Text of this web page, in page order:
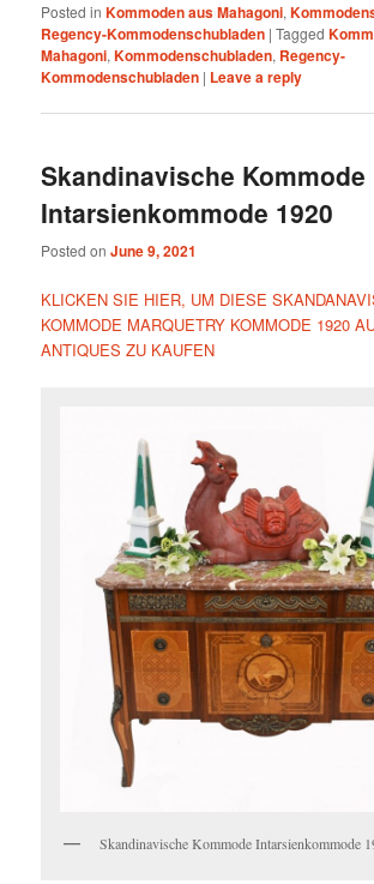
Posted in Kommoden aus Mahagoni,
Regency-Kommodenschubladen |Tagged
Mahagoni,Kommodenschubladen, Regency-
Kommodenschubladen | Leave a reply
Skandinavische Kommode
Intarsienkommode 1920
Posted onJune 9, 2021
KLICKEN SIE HIER, UM DIESE
KOMMODE MARQUETRY KOMMODE 1920
ANTIQUES ZU KAUFEN
Skandinavische Kommode Intarsienkommode